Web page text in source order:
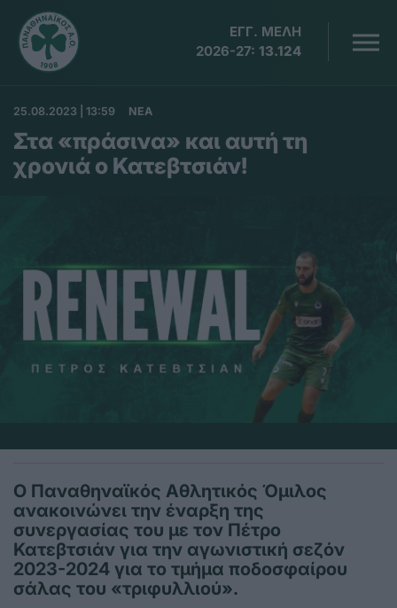
ΕΓΓ. ΜΕΛΗ
2026-27: 13.124
25.08.2023 | 13:59 ΝΕΑ
Στα «πράσινα» και αυτή τη
χρονιά ο Κατεβτσιάν!
Ο Παναθηναϊκός Αθλητικός Όμιλος
ανακοινώνει την έναρξη της
συνεργασίας του με τον Πέτρο
Κατεβτσιάν για την αγωνιστική σεζόν
2023-2024 για το τμήμα ποδοσφαίρου
σάλας του «τριφυλλιού».